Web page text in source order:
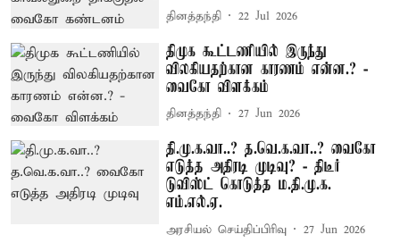
தினத்தந்தி 22 Jul 2026
திமுக கூட்டணியில் இருந்து
விலகியதற்கான காரணம் என்ன.? -
வைகோ விளக்கம்
தினத்தந்தி 27 Jun 2026
தி.மு.க.வா..? த.வெ.க.வா..? வைகோ
எடுத்த அதிரடி முடிவு? - திடீர்
டுவிஸ்ட் கொடுத்த ம.தி.மு.க.
எம்.எல்.ஏ.
அரசியல் செய்திப்பிரிவு 27 Jun 2026